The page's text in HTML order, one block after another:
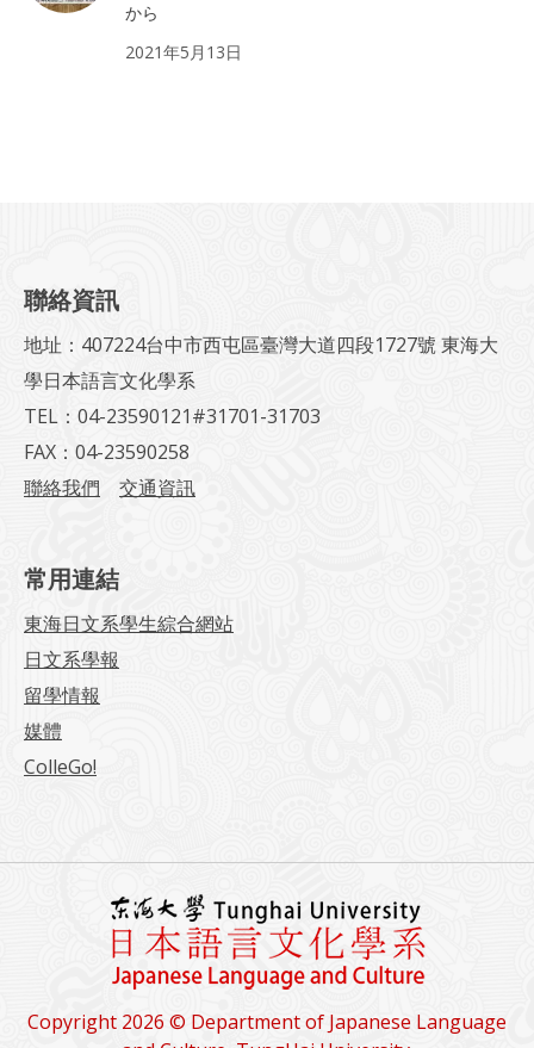
から
2021年5月13日
聯絡資訊
地址：407224台中市西屯區臺灣大道四段1727號 東海大
學日本語言文化學系
TEL：04-23590121#31701-31703
FAX：04-23590258
聯絡我們
交通資訊
常用連結
東海日文系學生綜合網站
日文系學報
留學情報
媒體
ColleGo!
Copyright 2026 © Department of Japanese Language